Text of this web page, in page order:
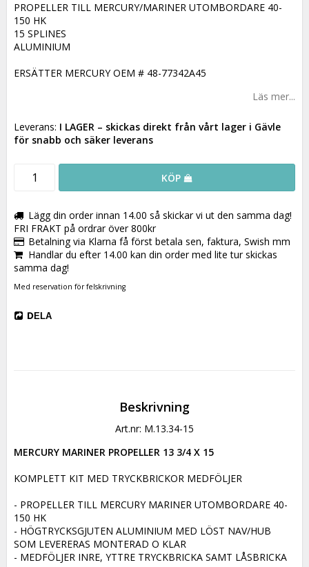
PROPELLER TILL MERCURY/MARINER UTOMBORDARE 40-
150 HK
15 SPLINES
ALUMINIUM
ERSÄTTER MERCURY OEM # 48-77342A45
Läs mer...
Leverans: I LAGER – skickas direkt från vårt lager i Gävle
för snabb och säker leverans
KÖP
Lägg din order innan 14.00 så skickar vi ut den samma dag!
FRI FRAKT på ordrar över 800kr
Betalning via Klarna få först betala sen, faktura, Swish mm
Handlar du efter 14.00 kan din order med lite tur skickas
samma dag!
Med reservation för felskrivning
DELA
Beskrivning
Art.nr: M.13.34-15
MERCURY MARINER PROPELLER 13 3/4 X 15
KOMPLETT KIT MED TRYCKBRICKOR MEDFÖLJER
- PROPELLER TILL MERCURY MARINER UTOMBORDARE 40-
150 HK
- HÖGTRYCKSGJUTEN ALUMINIUM MED LÖST NAV/HUB
SOM LEVERERAS MONTERAD O KLAR
- MEDFÖLJER INRE, YTTRE TRYCKBRICKA SAMT LÅSBRICKA